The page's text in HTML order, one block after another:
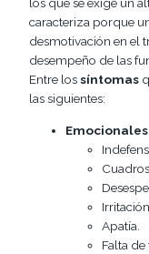
caracteriza porque
desmotivación en el
desempeño de las
Entre lossíntomas
las siguientes:
Emocionales
Apatía.
Falta de